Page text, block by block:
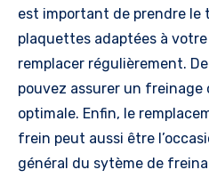
est important de prendre le
plaquettes adaptées à
remplacer régulièrement.
pouvez assurer un
optimale. Enfin, le
frein peut aussi être
général du sytème de